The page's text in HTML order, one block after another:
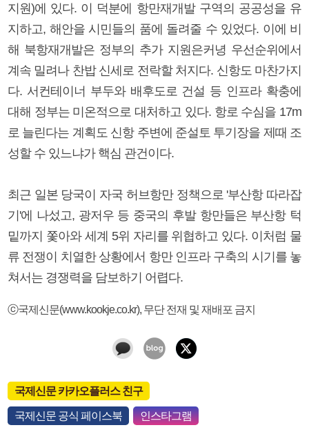
지원)에 있다. 이 덕분에 항만재개발 구역의 공공성을 유
지하고, 해안을 시민들의 품에 돌려줄 수 있었다. 이에 비
해 북항재개발은 정부의 추가 지원은커녕 우선순위에서
계속 밀려나 찬밥 신세로 전락할 처지다. 신항도 마찬가지
다. 서컨테이너 부두와 배후도로 건설 등 인프라 확충에
대해 정부는 미온적으로 대처하고 있다. 항로 수심을 17m
로 늘린다는 계획도 신항 주변에 준설토 투기장을 제때 조
성할 수 있느냐가 핵심 관건이다.
최근 일본 당국이 자국 허브항만 정책으로 '부산항 따라잡
기'에 나섰고, 광저우 등 중국의 후발 항만들은 부산항 턱
밑까지 쫓아와 세계 5위 자리를 위협하고 있다. 이처럼 물
류 전쟁이 치열한 상황에서 항만 인프라 구축의 시기를 놓
쳐서는 경쟁력을 담보하기 어렵다.
ⓒ국제신문(www.kookje.co.kr), 무단 전재 및 재배포 금지
국제신문 카카오플러스 친구
국제신문 공식 페이스북 인스타그램